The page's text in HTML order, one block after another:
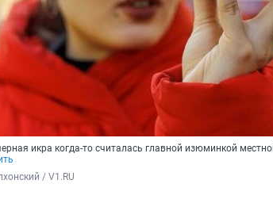
икра когда-то считалась главной изюминкой
/ V1.RU